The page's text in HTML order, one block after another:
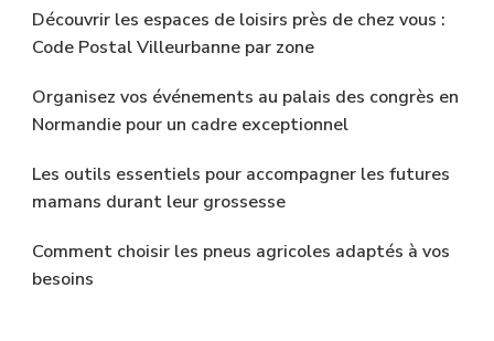
Découvrir les espaces de loisirs près de chez vous :
Code Postal Villeurbanne par zone
Organisez vos événements au palais des congrès en
Normandie pour un cadre exceptionnel
Les outils essentiels pour accompagner les futures
mamans durant leur grossesse
Comment choisir les pneus agricoles adaptés à vos
besoins